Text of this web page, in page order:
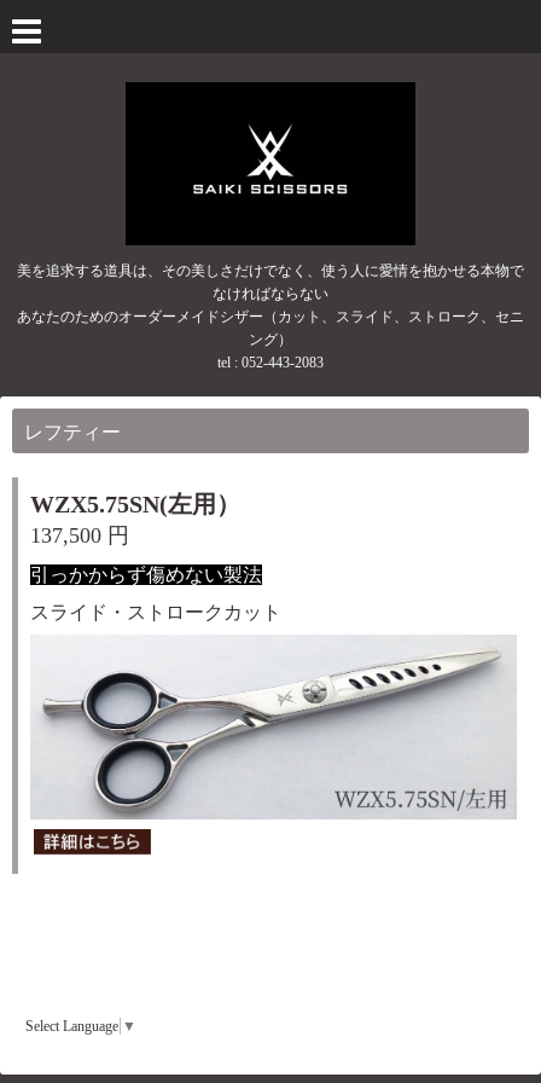
美を追求する道具は、その美しさだけでなく、使う人に愛情を抱かせる本物で
なければならない
あなたのためのオーダーメイドシザー（カット、スライド、ストローク、セニ
ング）
tel : 052-443-2083
レフティー
WZX5.75SN(左用）
137,500 円
引っかからず傷めない製法
スライド・ストロークカット
Select Language ▼